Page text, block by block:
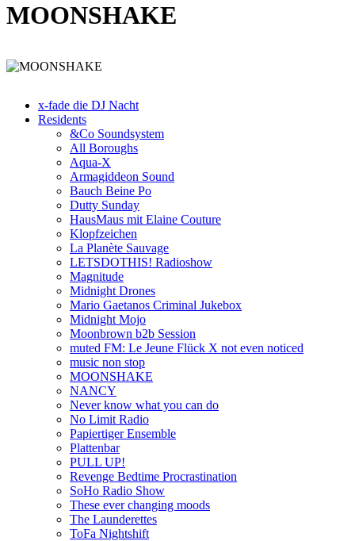
MOONSHAKE
x-fade die DJ Nacht
Residents
&Co Soundsystem
All Boroughs
Aqua-X
Armagiddeon Sound
Bauch Beine Po
Dutty Sunday
HausMaus mit Elaine Couture
Klopfzeichen
La Planète Sauvage
LETSDOTHIS! Radioshow
Magnitude
Midnight Drones
Mario Gaetanos Criminal Jukebox
Midnight Mojo
Moonbrown b2b Session
muted FM: Le Jeune Flück X not even noticed
music non stop
MOONSHAKE
NANCY
Never know what you can do
No Limit Radio
Papiertiger Ensemble
Plattenbar
PULL UP!
Revenge Bedtime Procrastination
SoHo Radio Show
These ever changing moods
The Launderettes
ToFa Nightshift